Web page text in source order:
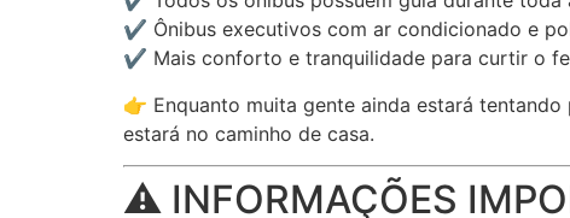
✔️ Ônibus executivos com ar condicionado e
✔️ Mais conforto e tranquilidade para curtir o
👉 Enquanto muita gente ainda estará
estará no caminho de casa.
⚠️ INFORMAÇÕES